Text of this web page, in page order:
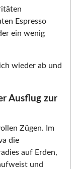
Espresso
ein wenig
wieder ab und
Ausflug zur
Zügen. Im
die
auf Erden,
und